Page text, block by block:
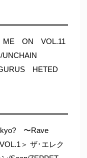
ON VOL.11
UNCHAIN
HETED
〜Rave
＞ ザ･エレク